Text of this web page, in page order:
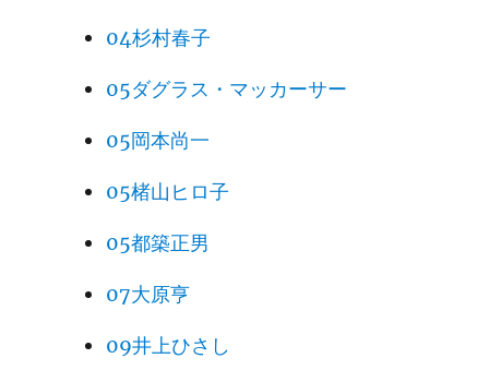
04杉村春子
05ダグラス・マッカーサー
05岡本尚一
05楮山ヒロ子
05都築正男
07大原亨
09井上ひさし